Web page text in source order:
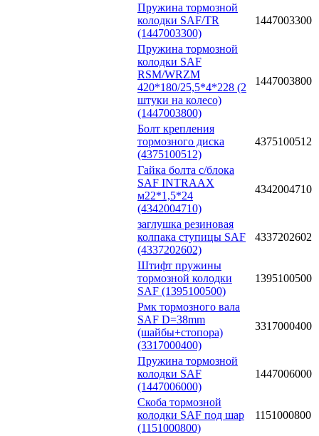
Пружина тормозной
колодки SAF/TR
(1447003300)
1447003300
Пружина тормозной
колодки SAF
RSM/WRZM
420*180/25,5*4*228 (2
штуки на колесо)
(1447003800)
1447003800
Болт крепления
тормозного диска
(4375100512)
4375100512
Гайка болта с/блока
SAF INTRAAX
м22*1,5*24
(4342004710)
4342004710
заглушка резиновая
колпака ступицы SAF
(4337202602)
4337202602
Штифт пружины
тормозной колодки
SAF (1395100500)
1395100500
Рмк тормозного вала
SAF D=38mm
(шайбы+стопора)
(3317000400)
3317000400
Пружина тормозной
колодки SAF
(1447006000)
1447006000
Скоба тормозной
колодки SAF под шар
(1151000800)
1151000800